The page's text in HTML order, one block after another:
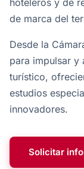
hoteleros y de
de marca del
Desde la
para impulsar y
turístico,
estudios
innovadores.
Solicitar